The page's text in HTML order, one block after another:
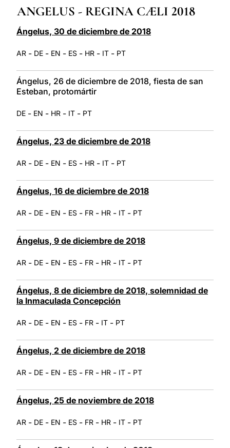
ANGELUS - REGINA CÆLI 2018
Ángelus, 30 de diciembre de 2018
AR - DE - EN - ES - HR - IT - PT
Ángelus, 26 de diciembre de 2018, fiesta de san
Esteban, protomártir
DE - EN - HR - IT - PT
Ángelus, 23 de diciembre de 2018
AR - DE - EN - ES - HR - IT - PT
Ángelus, 16 de diciembre de 2018
AR - DE - EN - ES - FR - HR - IT - PT
Ángelus, 9 de diciembre de 2018
AR - DE - EN - ES - FR - HR - IT - PT
Ángelus, 8 de diciembre de 2018, solemnidad de
la Inmaculada Concepción
AR - DE - EN - ES - FR - IT - PT
Ángelus, 2 de diciembre de 2018
AR - DE - EN - ES - FR - HR - IT - PT
Ángelus, 25 de noviembre de 2018
AR - DE - EN - ES - FR - HR - IT - PT